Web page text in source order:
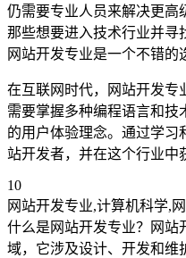
仍需要专业人员来解决更高
那些想要进入技术行业并寻
网站开发专业是一个不错的
在互联网时代，网站开发专
需要掌握多种编程语言和技
的用户体验理念。通过学习
站开发者，并在这个行业中
10
网站开发专业,计算机科学,
什么是网站开发专业？网站
域，它涉及设计、开发和维